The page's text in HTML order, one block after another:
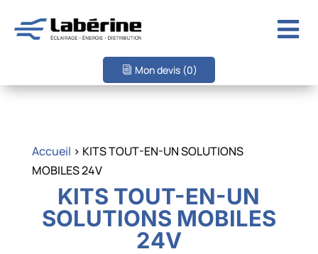

Mon devis (0)
Accueil > KITS TOUT-EN-UN SOLUTIONS
MOBILES 24V
KITS TOUT-EN-UN
SOLUTIONS MOBILES
24V